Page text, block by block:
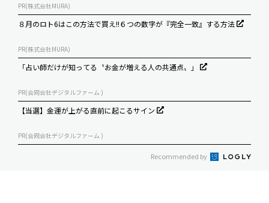
PR(株式会社MURA)
８月のロト6はこの方法で買え!!６つの数字が『完全一致』する方法
PR(株式会社MURA)
「占い師だけが知ってる〝お金が増える人の共通点〟」
PR(合同会社デジタルファーム )
【当選】金運が上がる直前に起こるサイン
PR(合同会社デジタルファーム )
Recommended by